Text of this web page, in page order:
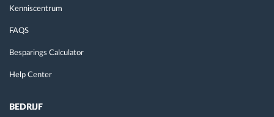
Kenniscentrum
FAQS
Besparings Calculator
Help Center
BEDRIJF